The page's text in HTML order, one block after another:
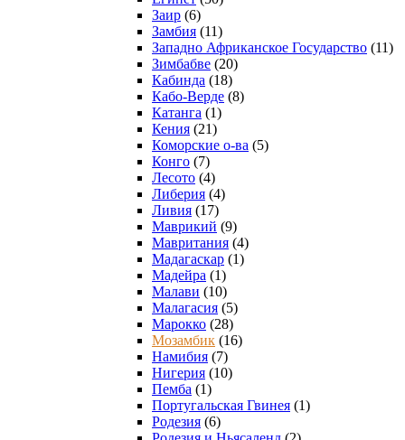
Заир (6)
Замбия (11)
Западно Африканское Государство (11)
Зимбабве (20)
Кабинда (18)
Кабо-Верде (8)
Катанга (1)
Кения (21)
Коморcкие о-ва (5)
Конго (7)
Лесото (4)
Либерия (4)
Ливия (17)
Маврикий (9)
Мавритания (4)
Мадагаскар (1)
Мадейра (1)
Малави (10)
Малагасия (5)
Марокко (28)
Мозамбик (16)
Намибия (7)
Нигерия (10)
Пемба (1)
Португальская Гвинея (1)
Родезия (6)